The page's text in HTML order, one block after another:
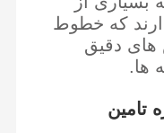
که خطوط
های دقیق
ها.
تامین